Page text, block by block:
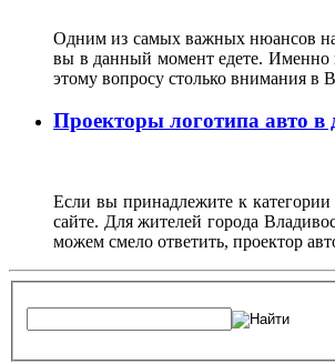
Одним из самых важных нюансов на
вы в данный момент едете. Именно
этому вопросу столько внимания
Проекторы логотипа авто в
Если вы принадлежите к
сайте. Для жителей города
можем смело ответить, проектор